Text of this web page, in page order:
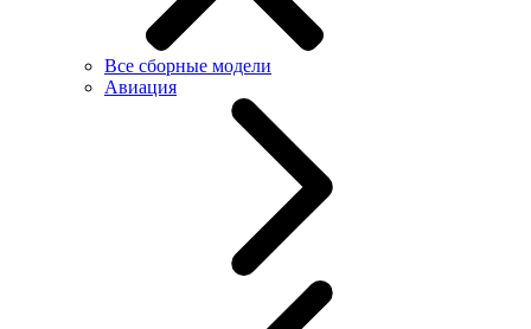
Все сборные модели
Авиация